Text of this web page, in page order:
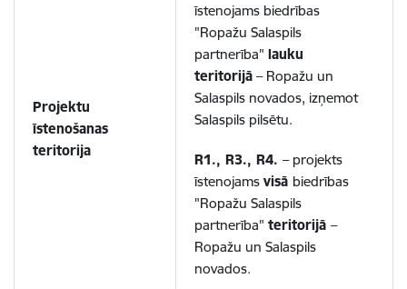
Projektu
īstenošanas
teritorija
īstenojams biedrības
"Ropažu Salaspils
partnerība" lauku
teritorijā – Ropažu un
Salaspils novados, izņemot
Salaspils pilsētu.
R1., R3., R4. – projekts
īstenojams visā biedrības
"Ropažu Salaspils
partnerība" teritorijā –
Ropažu un Salaspils
novados.